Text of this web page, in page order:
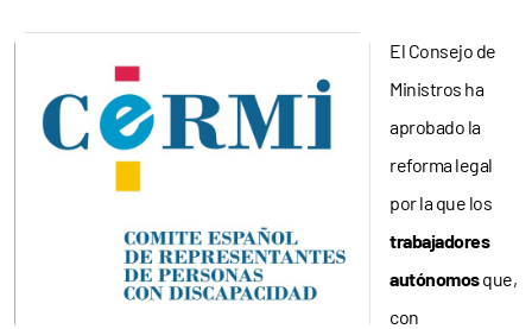
El Consejo de
Ministros ha
aprobado la
reforma legal
por la que los
trabajadores
autónomosque,
con